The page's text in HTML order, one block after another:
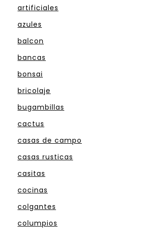
artificiales
azules
balcon
bancas
bonsai
bricolaje
bugambillas
cactus
casas de campo
casas rusticas
casitas
cocinas
colgantes
columpios